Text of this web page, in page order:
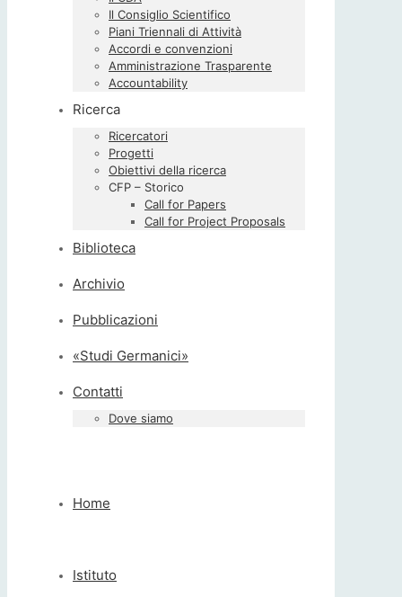
Il Consiglio Scientifico
Piani Triennali di Attività
Accordi e convenzioni
Amministrazione Trasparente
Accountability
Ricerca
Ricercatori
Progetti
Obiettivi della ricerca
CFP – Storico
Call for Papers
Call for Project Proposals
Biblioteca
Archivio
Pubblicazioni
«Studi Germanici»
Contatti
Dove siamo
Home
Istituto